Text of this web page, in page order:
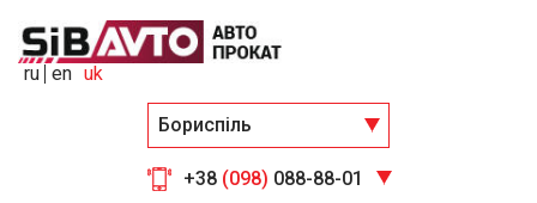
Бориспіль
+38 (098) 088-88-01
ru en uk